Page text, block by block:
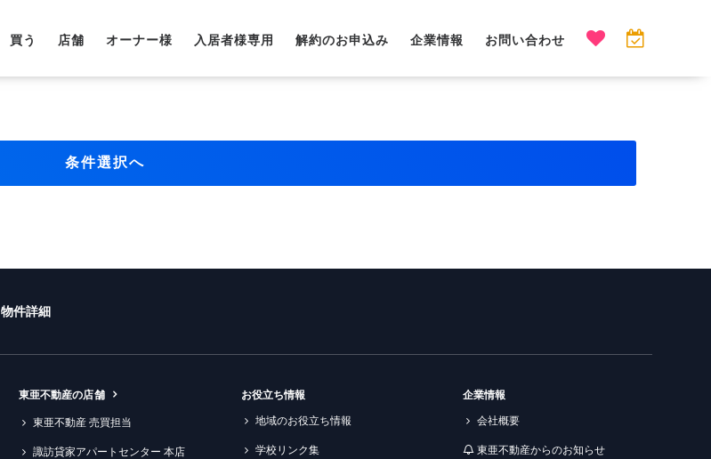
買う 店舗 オーナー様 入居者様専用 解約のお申込み 企業情報 お問い合わせ
条件選択へ
物件詳細
東亜不動産の店舗
東亜不動産 売買担当
諏訪貸家アパートセンター 本店
お役立ち情報
地域のお役立ち情報
学校リンク集
企業情報
会社概要
東亜不動産からのお知らせ